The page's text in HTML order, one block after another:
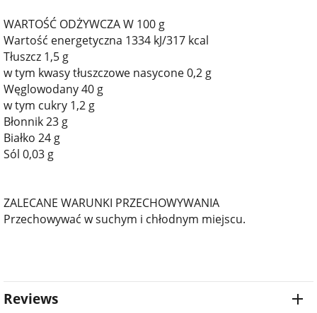
WARTOŚĆ ODŻYWCZA W 100 g
Wartość energetyczna 1334 kJ/317 kcal
Tłuszcz 1,5 g
w tym kwasy tłuszczowe nasycone 0,2 g
Węglowodany 40 g
w tym cukry 1,2 g
Błonnik 23 g
Białko 24 g
Sól 0,03 g
ZALECANE WARUNKI PRZECHOWYWANIA
Przechowywać w suchym i chłodnym miejscu.
Reviews